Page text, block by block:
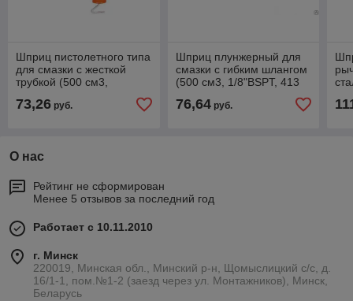
Шприц пистолетного типа
для смазки с жесткой
трубкой (500 см3,
GR42956 Groz V5R/B/SL
73,26 руб.
Шприц плунжерный для
смазки с гибким шлангом
(500 см3, 1/8"BSPT, 413
бар) GR42920 Groz V1F/B
76,64руб.
О нас
Рейтинг не сформирован
Менее 5 отзывов за последний год
Работает с 10.11.2010
г. Минск
220019, Минская обл., Минский р-н, Щомыслицкий с/с, д.
16/1-1, пом.№1-2 (заезд через ул. Монтажников), Минск,
Беларусь